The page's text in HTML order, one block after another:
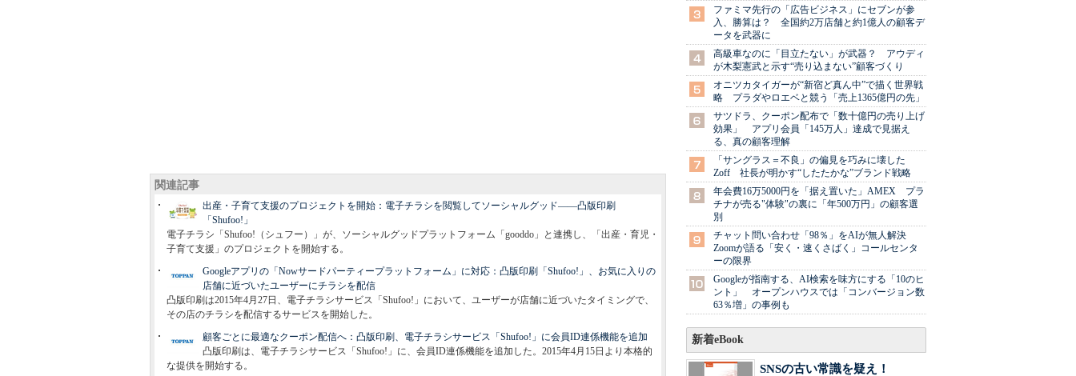
関連記事
出産・子育て支援のプロジェクトを開始：電子チラシを閲覧してソーシャルグッド――凸版印刷
「Shufoo!」
電子チラシ「Shufoo!（シュフー）」が、ソーシャルグッドプラットフォーム「gooddo」と連携し、「出産・育児・
子育て支援」のプロジェクトを開始する。
Googleアプリの「Nowサードパーティープラットフォーム」に対応：凸版印刷「Shufoo!」、お気に入りの
店舗に近づいたユーザーにチラシを配信
凸版印刷は2015年4月27日、電子チラシサービス「Shufoo!」において、ユーザーが店舗に近づいたタイミングで、
その店のチラシを配信するサービスを開始した。
顧客ごとに最適なクーポン配信へ：凸版印刷、電子チラシサービス「Shufoo!」に会員ID連係機能を追加
凸版印刷は、電子チラシサービス「Shufoo!」に、会員ID連係機能を追加した。2015年4月15日より本格的
な提供を開始する。
ファミマ先行の「広告ビジネス」にセブンが参
入、勝算は？ 全国約2万店舗と約1億人の顧客デ
ータを武器に
高級車なのに「目立たない」が武器？ アウディ
が木梨憲武と示す“売り込まない”顧客づくり
オニツカタイガーが“新宿ど真ん中”で描く世界戦
略 プラダやロエベと競う「売上1365億円の先」
サツドラ、クーポン配布で「数十億円の売り上げ
効果」 アプリ会員「145万人」達成で見据え
る、真の顧客理解
「サングラス＝不良」の偏見を巧みに壊した
Zoff 社長が明かす“したたかな”ブランド戦略
年会費16万5000円を「据え置いた」AMEX プラ
チナが売る"体験"の裏に「年500万円」の顧客選
別
チャット問い合わせ「98％」をAIが無人解決
Zoomが語る「安く・速くさばく」コールセンタ
ーの限界
Googleが指南する、AI検索を味方にする「10のヒ
ント」 オープンハウスでは「コンバージョン数
63％増」の事例も
新着eBook
SNSの古い常識を疑え！